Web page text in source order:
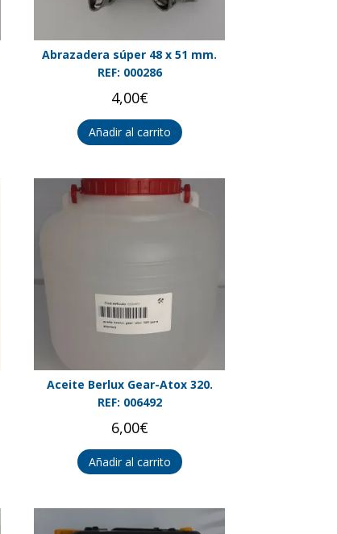
Abrazadera súper 48 x 51 mm.
REF: 000286
4,00€
Añadir al carrito
Aceite Berlux Gear-Atox 320.
REF: 006492
6,00€
Añadir al carrito